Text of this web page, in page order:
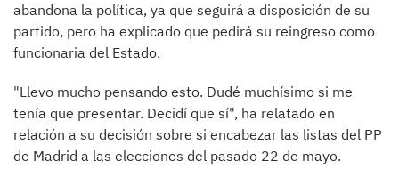
abandona la política, ya que seguirá a disposición de su
partido, pero ha explicado que pedirá su reingreso como
funcionaria del Estado.
"Llevo mucho pensando esto. Dudé muchísimo si me
tenía que presentar. Decidí que sí", ha relatado en
relación a su decisión sobre si encabezar las listas del PP
de Madrid a las elecciones del pasado 22 de mayo.